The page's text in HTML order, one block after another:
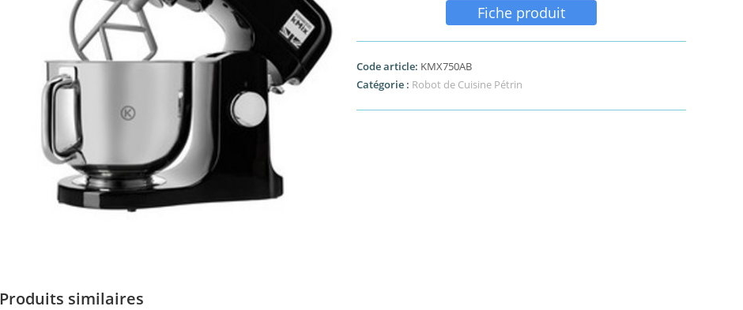
Fiche produit
Code article: KMX750AB
Catégorie : Robot de Cuisine Pétrin
Produits similaires